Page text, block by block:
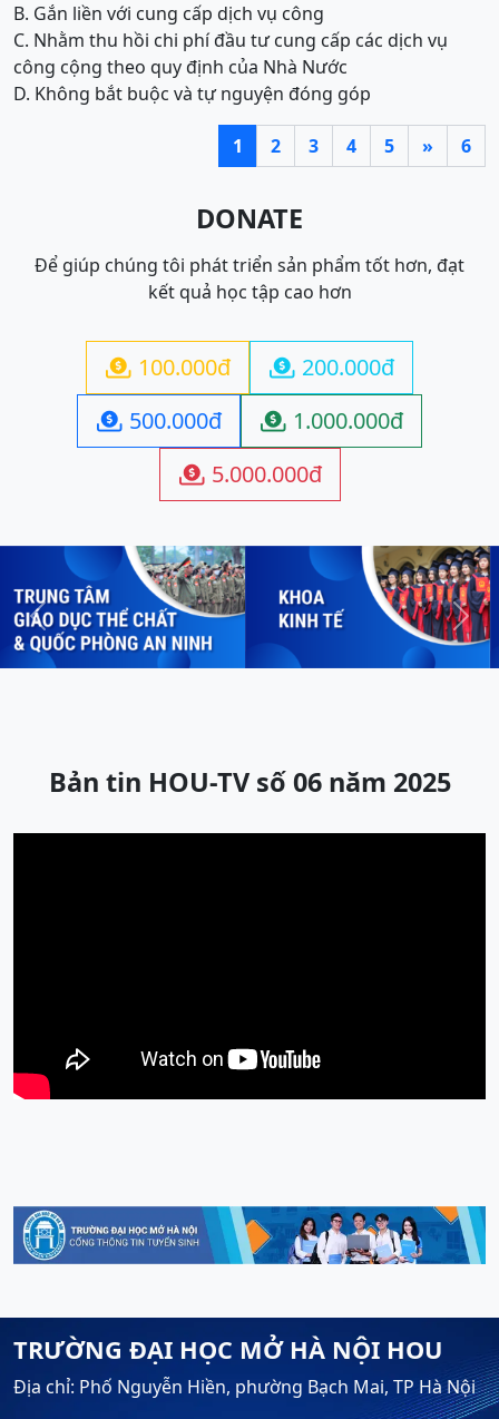
B. Gắn liền với cung cấp dịch vụ công
C. Nhằm thu hồi chi phí đầu tư cung cấp các dịch vụ
công cộng theo quy định của Nhà Nước
D. Không bắt buộc và tự nguyện đóng góp
1 2 3 4 5 » 6
DONATE
Để giúp chúng tôi phát triển sản phẩm tốt hơn, đạt
kết quả học tập cao hơn
 100.000đ  200.000đ
 500.000đ  1.000.000đ
 5.000.000đ
Previous Next
Bản tin HOU-TV số 06 năm 2025
TRƯỜNG ĐẠI HỌC MỞ HÀ NỘI HOU
Địa chỉ: Phố Nguyễn Hiền, phường Bạch Mai, TP Hà Nội